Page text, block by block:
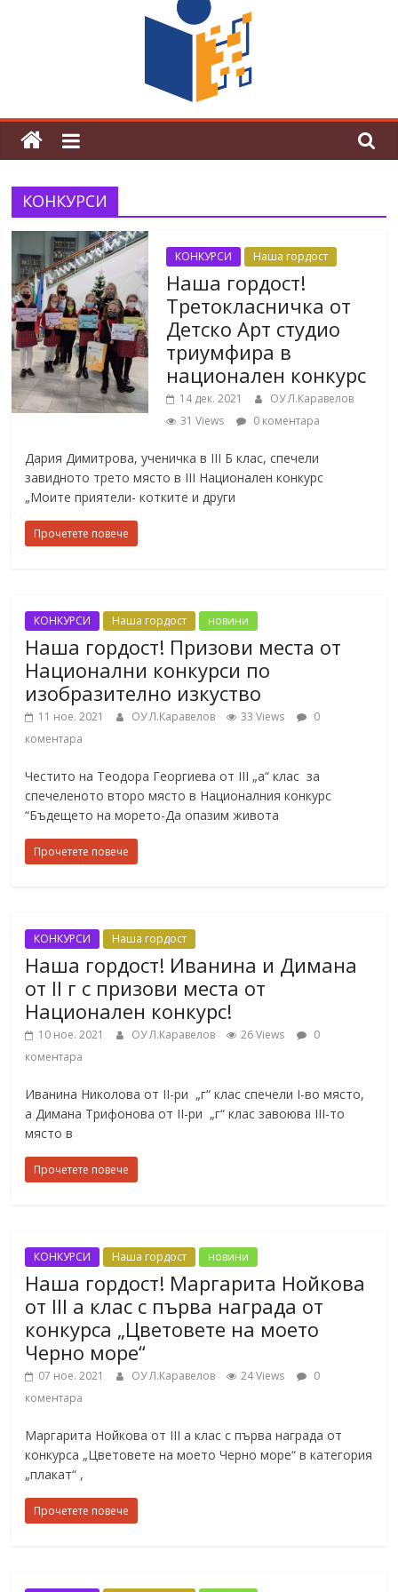
Магията на Андерсен оживя в ОУ
„Любен Каравелов“
КОНКУРСИ
КОНКУРСИ Наша гордост
Наша гордост!
Третокласничка от
Детско Арт студио
триумфира в
национален конкурс
14 дек. 2021
ОУ Л.Каравелов
31 Views
0 коментара
Дария Димитрова, ученичка в III Б клас, спечели
завидното трето място в III Национален конкурс
„Моите приятели- котките и други
Прочетете повече
КОНКУРСИ Наша гордост новини
Наша гордост! Призови места от
Национални конкурси по
изобразително изкуство
11 ное. 2021 ОУ Л.Каравелов 33 Views
0
коментара
Честито на Теодора Георгиева от III „а“ клас за
спечеленото второ място в Националния конкурс
“Бъдещето на морето-Да опазим живота
Прочетете повече
КОНКУРСИ Наша гордост
Наша гордост! Иванина и Димана
от II г с призови места от
Национален конкурс!
10 ное. 2021 ОУ Л.Каравелов 26 Views
0
коментара
Иванина Николова от II-ри „г“ клас спечели I-во място,
а Димана Трифонова от II-ри „г“ клас завоюва III-то
място в
Прочетете повече
КОНКУРСИ Наша гордост новини
Наша гордост! Маргарита Нойкова
от III а клас с първа награда от
конкурса „Цветовете на моето
Черно море“
07 ное. 2021 ОУ Л.Каравелов 24 Views
0
коментара
Маргарита Нойкова от III а клас с първа награда от
конкурса „Цветовете на моето Черно море“ в категория
„плакат“ ,
Прочетете повече